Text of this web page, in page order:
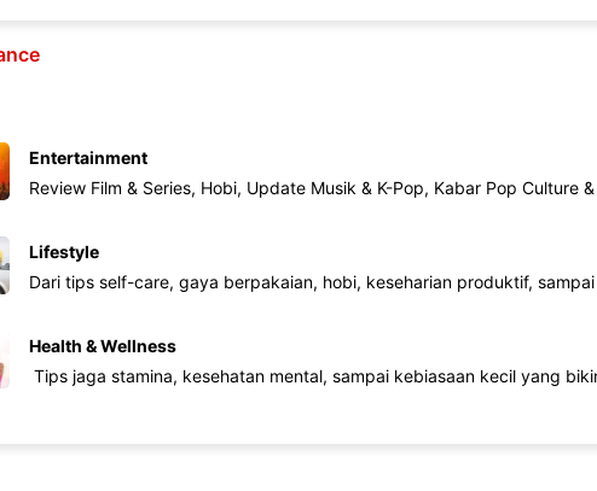
Entertainment
Review Film & Series, Hobi, Update Musik & K-Pop, Kabar Pop Culture
Lifestyle
Dari tips self-care, gaya berpakaian, hobi, keseharian produktif,
Health & Wellness
Tips jaga stamina, kesehatan mental, sampai kebiasaan kecil yang